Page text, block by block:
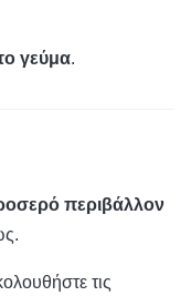
γεύμα.
περιβάλλον
τις